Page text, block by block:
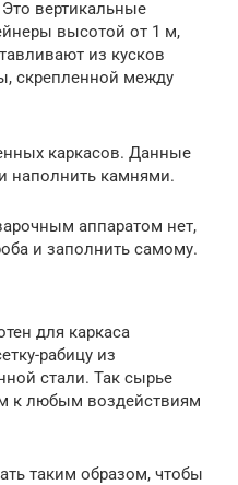
вертикальные
высотой от 1 м,
из кусков
скрепленной между
каркасов. Данные
наполнить камнями.
аппаратом нет,
и заполнить самому.
для каркаса
рабицу из
стали. Так сырье
к любым воздействиям
таким образом, чтобы